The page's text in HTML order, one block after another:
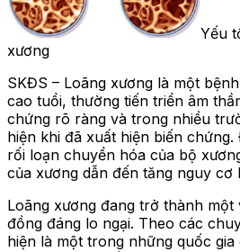
Yếu
xương
SKĐS – Loãng xương là một
cao tuổi, thường tiến triển âm
chứng rõ ràng và trong nhiều
hiện khi đã xuất hiện biến
rối loạn chuyển hóa của bộ
của xương dẫn đến tăng nguy cơ
Loãng xương đang trở thành
đồng đáng lo ngại. Theo các
hiện là một trong những quốc